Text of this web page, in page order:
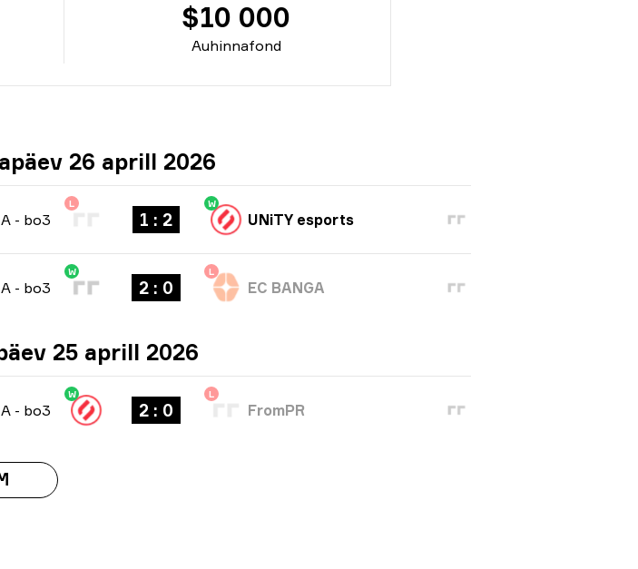
Auhinnafond
$10 000
26 aprill 2026
- bo3
L
1 : 2
W
UNiTY esports
- bo3
W
2 : 0
L
EC BANGA
25 aprill 2026
- bo3
W
2 : 0
L
FromPR